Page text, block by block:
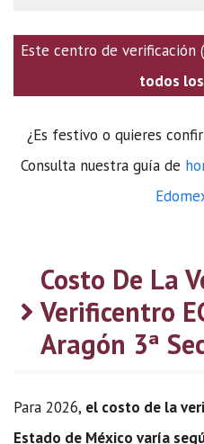
Este centro de verificación
todos
¿Es festivo o quieres
Consulta nuestra guía de
Costo De La
Verificentro
Aragón 3ª
Para 2026, el costo de la
Estado de México varía